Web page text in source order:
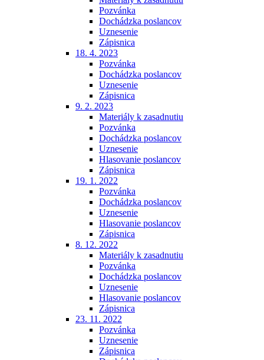
Pozvánka
Dochádzka poslancov
Uznesenie
Zápisnica
18. 4. 2023
Pozvánka
Dochádzka poslancov
Uznesenie
Zápisnica
9. 2. 2023
Materiály k zasadnutiu
Pozvánka
Dochádzka poslancov
Uznesenie
Hlasovanie poslancov
Zápisnica
19. 1. 2022
Pozvánka
Dochádzka poslancov
Uznesenie
Hlasovanie poslancov
Zápisnica
8. 12. 2022
Materiály k zasadnutiu
Pozvánka
Dochádzka poslancov
Uznesenie
Hlasovanie poslancov
Zápisnica
23. 11. 2022
Pozvánka
Uznesenie
Zápisnica